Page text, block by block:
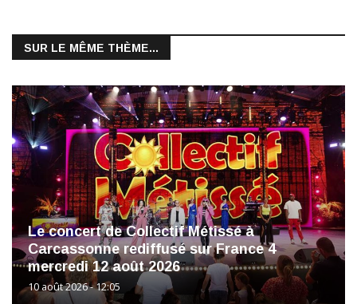
SUR LE MÊME THÈME...
Le concert de Collectif Métissé à
Carcassonne rediffusé sur France 4
mercredi 12 août 2026
10 août 2026 - 12:05